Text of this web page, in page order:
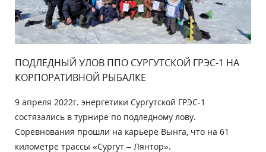
ПОДЛЕДНЫЙ УЛОВ ППО СУРГУТСКОЙ ГРЭС-1 НА
КОРПОРАТИВНОЙ РЫБАЛКЕ
9 апреля 2022г. энергетики Сургутской ГРЭС-1
состязались в турнире по подледному лову.
Соревнования прошли на карьере Вынга, что на 61
километре трассы «Сургут – Лянтор».